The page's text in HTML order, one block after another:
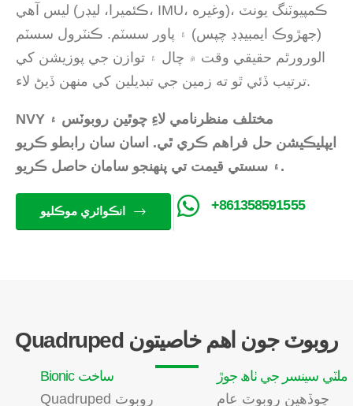
ليس آهي (ڪئميرا، ليڊر، IMU، وغيره)، ڪمپيوٽنگ يونٽ
(جهڙوڪ ايمبيڊڊ چپس) ۽ پاور سسٽم. ڪنٽرول سسٽم
الورورٿم حقيقي وقت ۾ چال ۽ توازن جي پوزيشن کي
ترتيب ڏئي ٿو ته زمين جي تبديلين کي منهن ڏيڻ لاء.
NVY مختلف منظرنامي لاءِ چوٿين روبوٽس ۽
ايپليڪيشن حل فراهم ڪري ٿي. اسان سان رابطو ڪريو
۽ سستي قيمت تي پنهنجو سامان حاصل ڪريو.
انڪوائري موڪليو +861358591555
Quadruped روبوٽ جون اهم خاصيتون
Bionic ساخت
Quadruped روبوٽ
ملٽي سينسر جي ٺاھ جوڙ
چوڏهين روبوٽ عام